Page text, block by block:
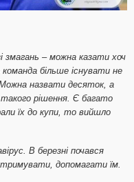
змагань – можна казати хоч
більше існувати не
Можна назвати десяток, а
рішення. Є багато
їх до купи, то вийшло
В березні почався
допомагати їм.